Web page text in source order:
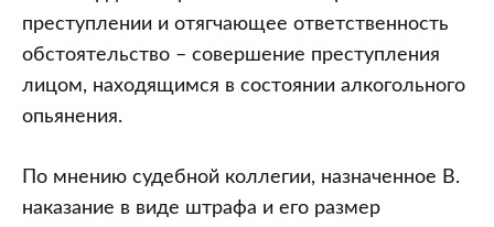
преступлении и отягчающее ответственность
обстоятельство – совершение преступления
лицом, находящимся в состоянии алкогольного
опьянения.
По мнению судебной коллегии, назначенное В.
наказание в виде штрафа и его размер